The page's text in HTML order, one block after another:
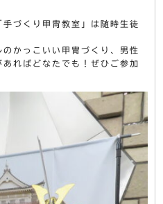
づくり甲冑教室」は随時生徒
かっこいい甲冑づくり、男性
ればどなたでも！ぜひご参加